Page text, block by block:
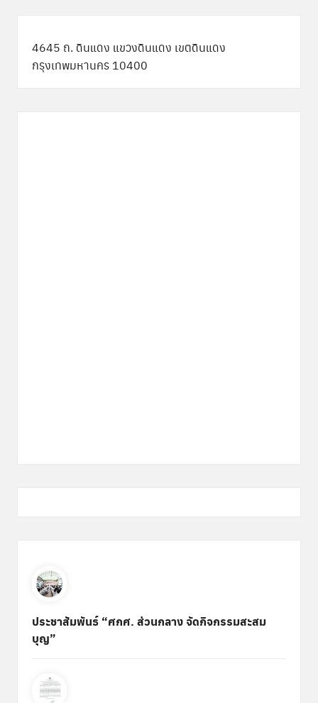
4645 ถ. ดินแดง แขวงดินแดง เขตดินแดง
กรุงเทพมหานคร 10400
ประชาสัมพันธ์ “ศกศ. ส่วนกลาง จัดกิจกรรมสะสม
บุญ”